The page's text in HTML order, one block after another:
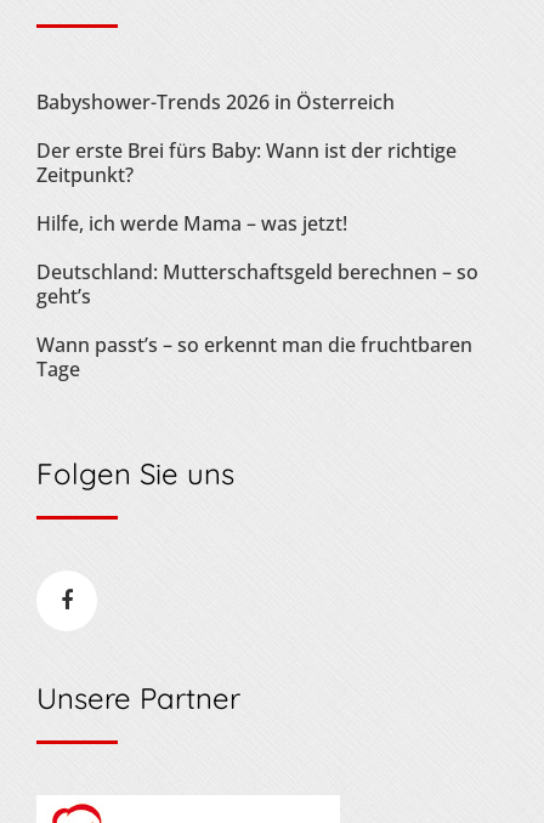
Babyshower-Trends 2026 in Österreich
Der erste Brei fürs Baby: Wann ist der richtige
Zeitpunkt?
Hilfe, ich werde Mama – was jetzt!
Deutschland: Mutterschaftsgeld berechnen – so
geht’s
Wann passt’s – so erkennt man die fruchtbaren
Tage
Folgen Sie uns
Unsere Partner